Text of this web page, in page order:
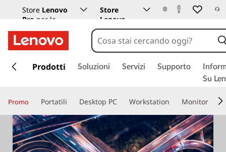
Store Lenovo
Pro per le
aziende
Store
Lenovo
Istruzione
a
a
o
n
Prodotti Soluzioni Servizi Supporto
Su
Promo Portatili Desktop PC Workstation Monitor